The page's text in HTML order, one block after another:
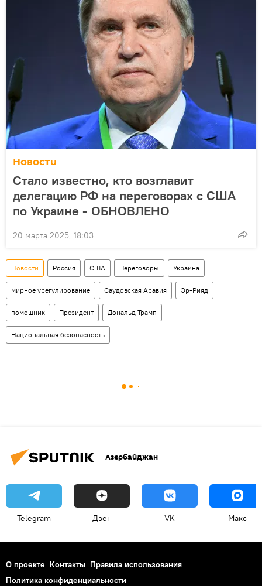
Новости
Стало известно, кто возглавит
делегацию РФ на переговорах с США
по Украине - ОБНОВЛЕНО
20 марта 2025, 18:03
Новости Россия США Переговоры Украина
мирное урегулирование Саудовская Аравия Эр-Рияд
помощник Президент Дональд Трамп
Национальная безопасность
Азербайджан
Telegram Дзен VK Макс
О проекте Контакты Правила использования
Политика конфиденциальности